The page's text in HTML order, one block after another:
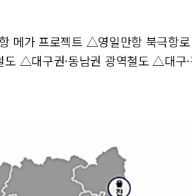
메가 프로젝트 △영일만항 북극항
△대구권·동남권 광역철도 △대구·